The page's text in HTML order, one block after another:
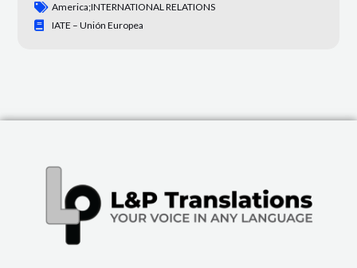
America;INTERNATIONAL RELATIONS
IATE – Unión Europea